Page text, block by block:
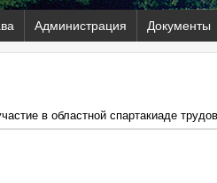
Администрация Документы
в областной спартакиаде